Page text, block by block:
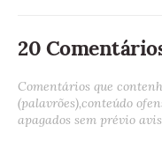
20
Comentários que
(palavrões),conteúdo
apagados sem prévio